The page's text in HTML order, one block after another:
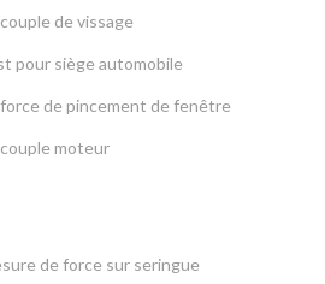
de vissage
pour siège automobile
de pincement de fenêtre
moteur
de force sur seringue